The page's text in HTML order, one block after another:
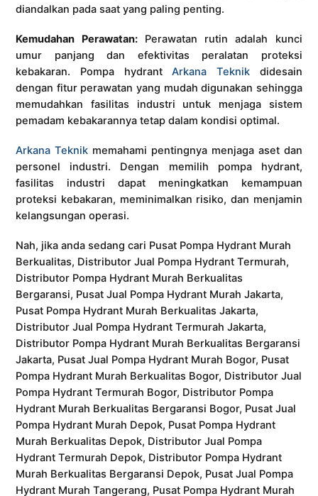
diandalkan pada saat yang paling penting.
Kemudahan Perawatan:Perawatan rutin adalah kunci
umur panjang dan efektivitas peralatan proteksi
kebakaran. Pompa hydrantArkana Teknikdidesain
dengan fitur perawatan yang mudah digunakan sehingga
memudahkan fasilitas industri untuk menjaga sistem
pemadam kebakarannya tetap dalam kondisi optimal.
Arkana Teknik memahami pentingnya menjaga aset dan
personel industri. Dengan memilih pompa hydrant,
fasilitas industri dapat meningkatkan kemampuan
proteksi kebakaran, meminimalkan risiko, dan menjamin
kelangsungan operasi.
Nah, jika anda sedang cari Pusat Pompa Hydrant Murah
Berkualitas, Distributor Jual Pompa Hydrant Termurah,
Distributor Pompa Hydrant Murah Berkualitas
Bergaransi, Pusat Jual Pompa Hydrant Murah Jakarta,
Pusat Pompa Hydrant Murah Berkualitas Jakarta,
Distributor Jual Pompa Hydrant Termurah Jakarta,
Distributor Pompa Hydrant Murah Berkualitas Bergaransi
Jakarta, Pusat Jual Pompa Hydrant Murah Bogor, Pusat
Pompa Hydrant Murah Berkualitas Bogor, Distributor Jual
Pompa Hydrant Termurah Bogor, Distributor Pompa
Hydrant Murah Berkualitas Bergaransi Bogor, Pusat Jual
Pompa Hydrant Murah Depok, Pusat Pompa Hydrant
Murah Berkualitas Depok, Distributor Jual Pompa
Hydrant Termurah Depok, Distributor Pompa Hydrant
Murah Berkualitas Bergaransi Depok, Pusat Jual Pompa
Hydrant Murah Tangerang, Pusat Pompa Hydrant Murah